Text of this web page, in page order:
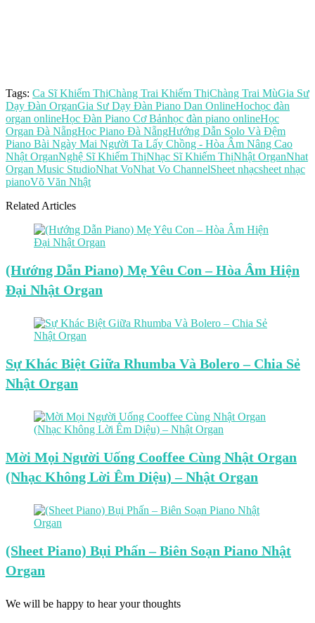
Tags: Ca Sĩ Khiếm ThịChàng Trai Khiếm ThịChàng Trai MùGia Sư
Dạy Đàn OrganGia Sư Dạy Đàn Piano Dan OnlineHochọc đàn
organ onlineHọc Đàn Piano Cơ Bảnhọc đàn piano onlineHọc
Organ Đà NẵngHọc Piano Đà NẵngHướng Dẫn Solo Và Đệm
Piano Bài Ngày Mai Người Ta Lấy Chồng - Hòa Âm Nâng Cao
Nhật OrganNghệ Sĩ Khiếm ThịNhạc Sĩ Khiếm ThịNhật OrganNhat
Organ Music StudioNhat VoNhat Vo ChannelSheet nhạcsheet nhạc
pianoVõ Văn Nhật
Related Articles
(Hướng Dẫn Piano) Mẹ Yêu Con – Hòa Âm Hiện
Đại Nhật Organ
Sự Khác Biệt Giữa Rhumba Và Bolero – Chia Sẻ
Nhật Organ
Mời Mọi Người Uống Cooffee Cùng Nhật Organ
(Nhạc Không Lời Êm Diệu) – Nhật Organ
(Sheet Piano) Bụi Phấn – Biên Soạn Piano Nhật
Organ
We will be happy to hear your thoughts